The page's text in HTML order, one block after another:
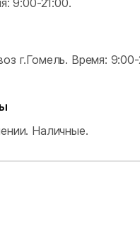
9:00-21:00.
г.Гомель. Время: 9:00-
Наличные.